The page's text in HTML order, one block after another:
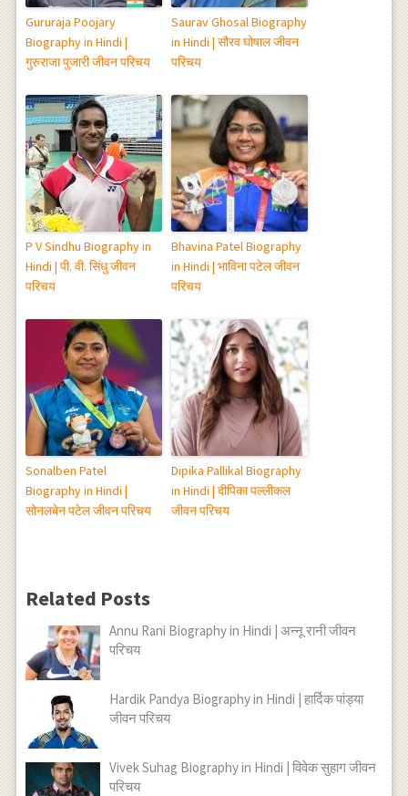
Gururaja Poojary
Biography in Hindi |
गुरुराजा पुजारी जीवन परिचय
Saurav Ghosal Biography
in Hindi | सौरव घोषाल जीवन
परिचय
P V Sindhu Biography in
Hindi | पी. वी. सिंधु जीवन
परिचय
Bhavina Patel Biography
in Hindi | भाविना पटेल जीवन
परिचय
Sonalben Patel
Biography in Hindi |
सोनलबेन पटेल जीवन परिचय
Dipika Pallikal Biography
in Hindi | दीपिका पल्लीकल
जीवन परिचय
Related Posts
Annu Rani Biography in Hindi | अन्नू रानी जीवन
परिचय
Hardik Pandya Biography in Hindi | हार्दिक पांड्या
जीवन परिचय
Vivek Suhag Biography in Hindi | विवेक सुहाग जीवन
परिचय